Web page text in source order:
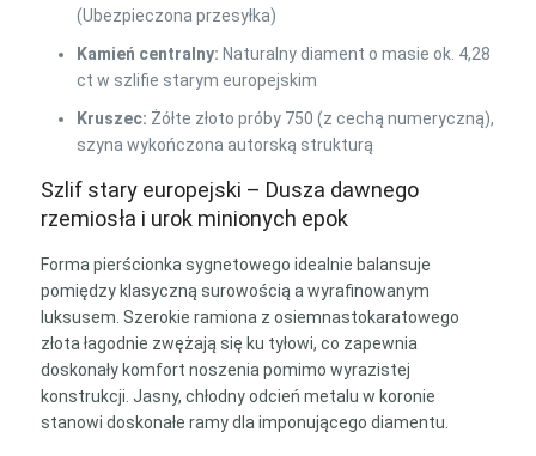
(Ubezpieczona przesyłka)
Kamień centralny: Naturalny diament o masie ok. 4,28
ct w szlifie starym europejskim
Kruszec: Żółte złoto próby 750 (z cechą numeryczną),
szyna wykończona autorską strukturą
Szlif stary europejski – Dusza dawnego
rzemiosła i urok minionych epok
Forma pierścionka sygnetowego idealnie balansuje
pomiędzy klasyczną surowością a wyrafinowanym
luksusem. Szerokie ramiona z osiemnastokaratowego
złota łagodnie zwężają się ku tyłowi, co zapewnia
doskonały komfort noszenia pomimo wyrazistej
konstrukcji. Jasny, chłodny odcień metalu w koronie
stanowi doskonałe ramy dla imponującego diamentu.